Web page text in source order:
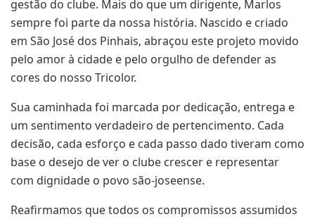
gestão do clube. Mais do que um dirigente, Marlos
sempre foi parte da nossa história. Nascido e criado
em São José dos Pinhais, abraçou este projeto movido
pelo amor à cidade e pelo orgulho de defender as
cores do nosso Tricolor.
Sua caminhada foi marcada por dedicação, entrega e
um sentimento verdadeiro de pertencimento. Cada
decisão, cada esforço e cada passo dado tiveram como
base o desejo de ver o clube crescer e representar
com dignidade o povo são-joseense.
Reafirmamos que todos os compromissos assumidos